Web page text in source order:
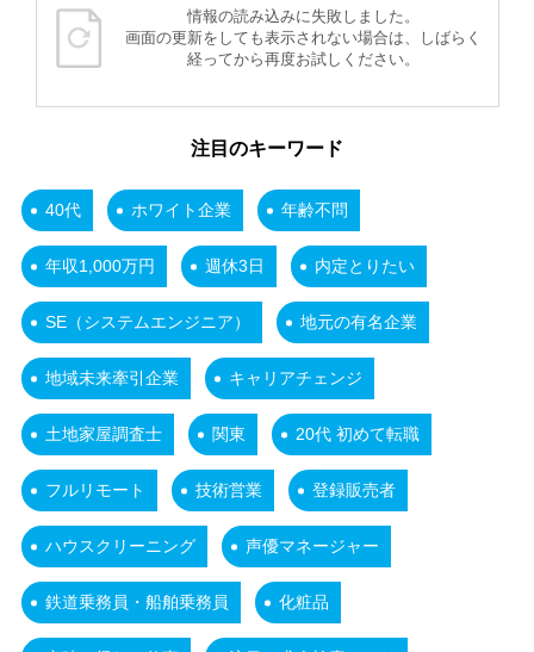
情報の読み込みに失敗しました。
画面の更新をしても表示されない場合は、しばらく
経ってから再度お試しください。
注目のキーワード
40代 ホワイト企業 年齢不問
年収1,000万円 週休3日 内定とりたい
SE（システムエンジニア） 地元の有名企業
地域未来牽引企業 キャリアチェンジ
土地家屋調査士 関東 20代 初めて転職
フルリモート 技術営業 登録販売者
ハウスクリーニング 声優マネージャー
鉄道乗務員・船舶乗務員 化粧品